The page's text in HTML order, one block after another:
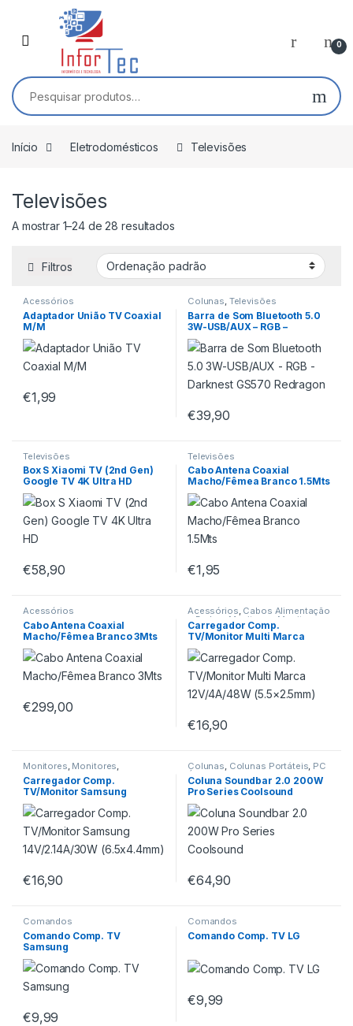
Saltar para navegação
Pular para o conteúdo
0
Pesquisar por:
Início Eletrodomésticos Televisões
Televisões
A mostrar 1–24 de 28 resultados
Filtros
Acessórios
Adaptador União TV Coaxial
M/M
€1,99
Colunas, Televisões
Barra de Som Bluetooth 5.0
3W-USB/AUX – RGB –
Darknest GS570 Redragon
€39,90
Televisões
Box S Xiaomi TV (2nd Gen)
Google TV 4K Ultra HD
€58,90
Televisões
Cabo Antena Coaxial
Macho/Fêmea Branco 1.5Mts
€1,95
Acessórios
Cabo Antena Coaxial
Macho/Fêmea Branco 3Mts
€299,00
Acessórios, Cabos Alimentação
e Dados Monitores Monitores
Carregador Comp.
TV/Monitor Multi Marca
12V/4A/48W (5.5×2.5mm)
€16,90
Monitores, Monitores,
Televisões
Carregador Comp.
TV/Monitor Samsung
14V/2.14A/30W (6.5×4.4mm)
€16,90
Colunas, Colunas Portáteis, PC
Áudio Televisões
Coluna Soundbar 2.0 200W
Pro Series Coolsound
€64,90
Comandos
Comando Comp. TV
Samsung
€9,99
Comandos
Comando Comp. TV LG
€9,99